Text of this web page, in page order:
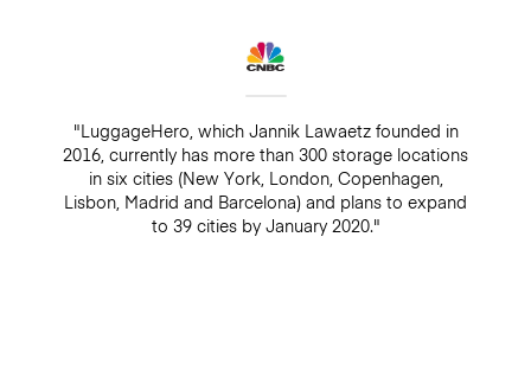
"LuggageHero, which Jannik Lawaetz founded in
2016, currently has more than 300 storage locations
in six cities (New York, London, Copenhagen,
Lisbon, Madrid and Barcelona) and plans to expand
to 39 cities by January 2020."